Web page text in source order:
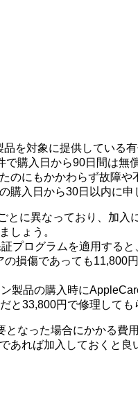
を対象に提供している
購入日から90日間は
のにもかかわらず故障
購入日から30日以内に
とに異なっており、加
しょう。
プログラムを適用する
損傷であっても11,800
製品の購入時に
と33,800円で修理して
なった場合にかかる費
あれば加入しておくと良